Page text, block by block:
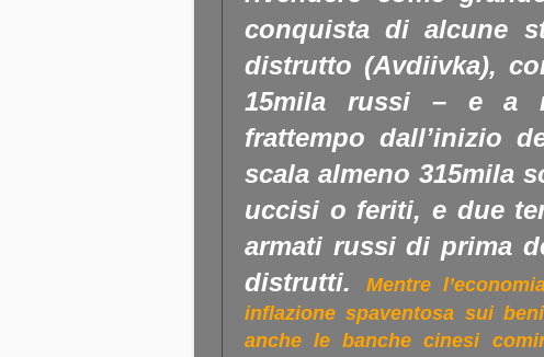
conquista di alcune
distrutto (Avdiivka),
15mila russi – e a
frattempo dall’inizio
scala almeno 315mila
uccisi o feriti, e due
armati russi di prima
distrutti.
Mentre
inflazione spaventosa sui
anche le banche cinesi